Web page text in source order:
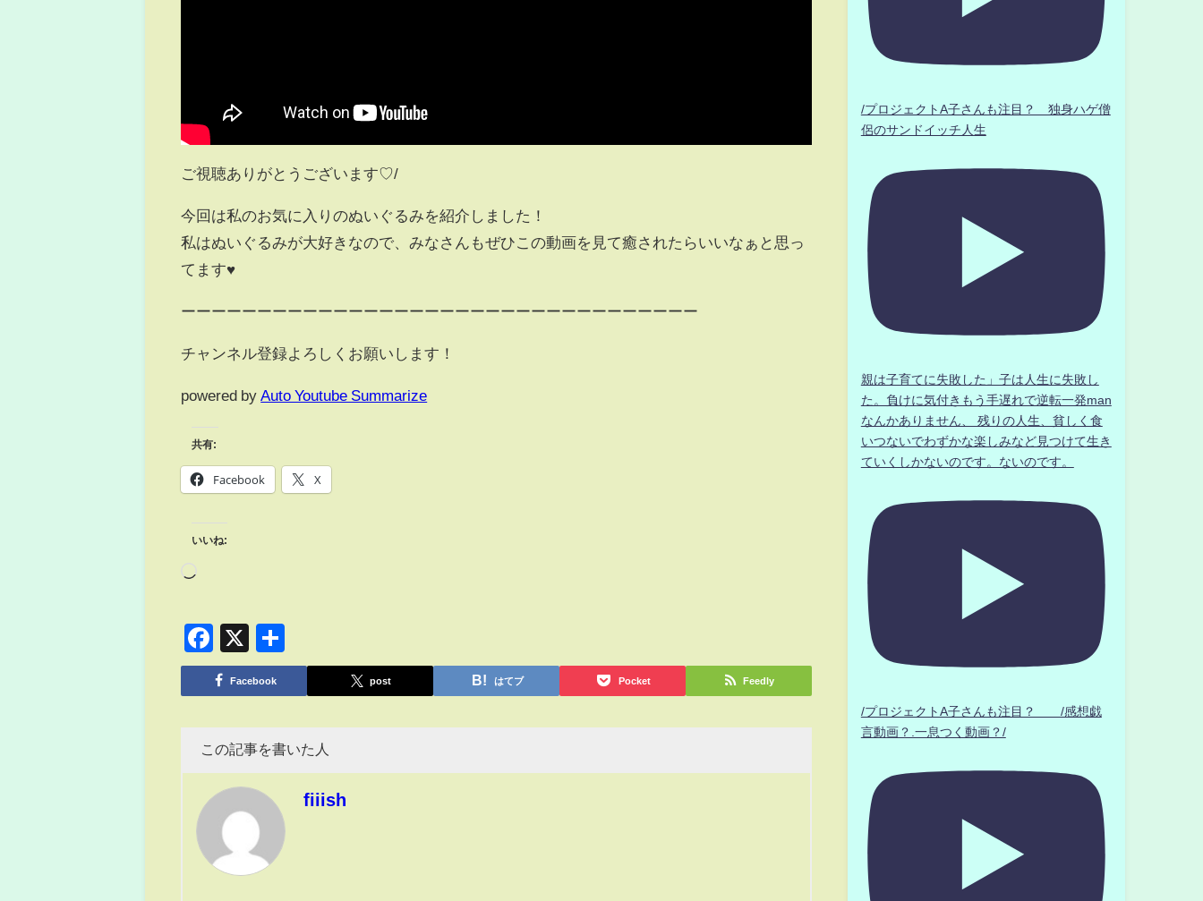
ご視聴ありがとうございます♡/
今回は私のお気に入りのぬいぐるみを紹介しました！
私はぬいぐるみが大好きなので、みなさんもぜひこの動画を見て癒されたらいいなぁと思っ
てます♥
ーーーーーーーーーーーーーーーーーーーーーーーーーーーーーーーーーー
チャンネル登録よろしくお願いします！
powered by Auto Youtube Summarize
共有:
Facebook X
いいね:
Facebook
X
有
Facebook post はてブ Pocket Feedly
この記事を書いた人
fiiish
/プロジェクトA子さんも注目？ 独身ハゲ僧
侶のサンドイッチ人生
親は子育てに失敗した」子は人生に失敗し
た。負けに気付きもう手遅れで逆転一発man
なんかありません、 残りの人生、貧しく食
いつないでわずかな楽しみなど見つけて生き
ていくしかないのです。ないのです。
/プロジェクトA子さんも注目？ /感想戯
言動画？.一息つく動画？/